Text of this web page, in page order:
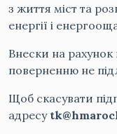
з життя міст та
енергії і
Внески на рахунок
поверненню не
Щоб скасувати
адресу